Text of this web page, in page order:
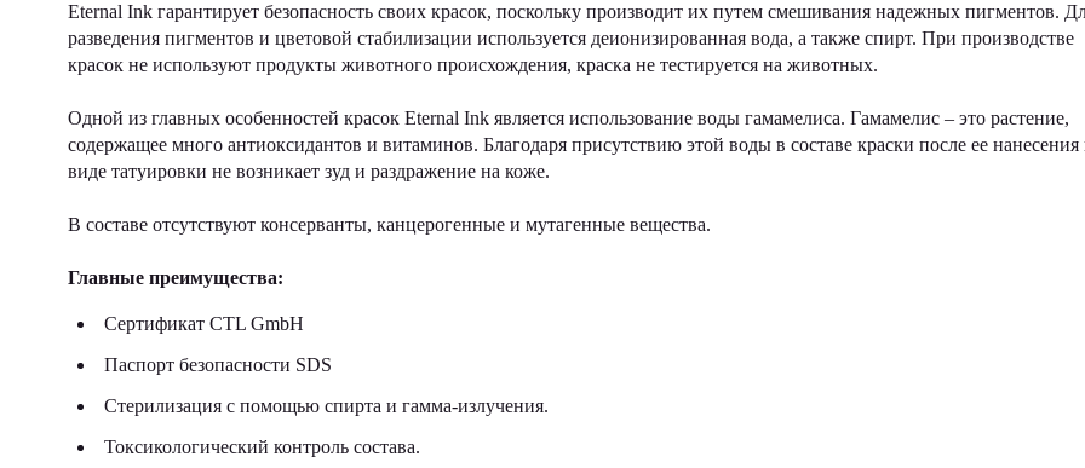
Eternal Ink гарантирует безопасность своих красок, поскольку производит их путем смешивания надежных пигментов.
разведения пигментов и цветовой стабилизации используется деионизированная вода, а также спирт. При производстве
красок не используют продукты животного происхождения, краска не тестируется на животных.
Одной из главных особенностей красок Eternal Ink является использование воды гамамелиса. Гамамелис – это растение,
содержащее много антиоксидантов и витаминов. Благодаря присутствию этой воды в составе краски после ее нанесения
виде татуировки не возникает зуд и раздражение на коже.
В составе отсутствуют консерванты, канцерогенные и мутагенные вещества.
Главные преимущества:
Сертификат CTL GmbH
Паспорт безопасности SDS
Стерилизация с помощью спирта и гамма-излучения.
Токсикологический контроль состава.